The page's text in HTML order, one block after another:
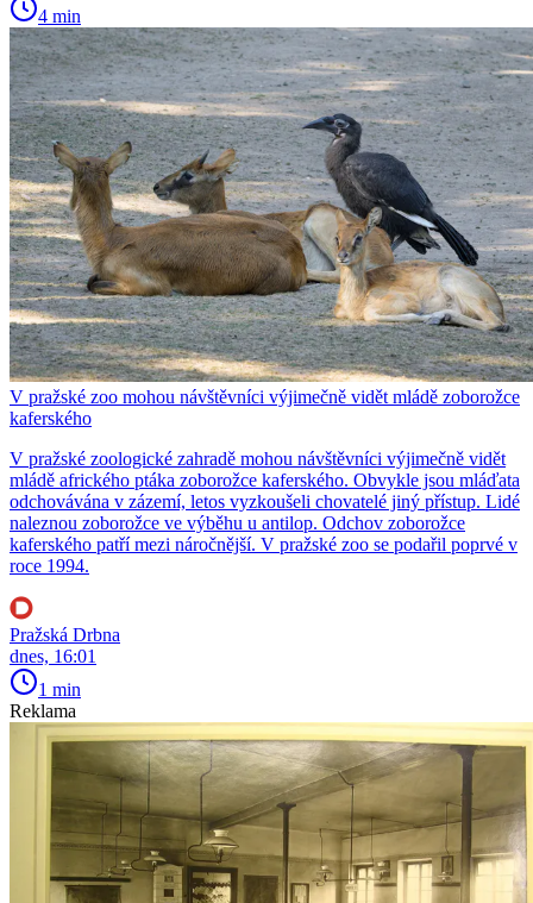
4 min
V pražské zoo mohou návštěvníci výjimečně vidět mládě zoborožce
kaferského
V pražské zoologické zahradě mohou návštěvníci výjimečně vidět
mládě afrického ptáka zoborožce kaferského. Obvykle jsou mláďata
odchovávána v zázemí, letos vyzkoušeli chovatelé jiný přístup. Lidé
naleznou zoborožce ve výběhu u antilop. Odchov zoborožce
kaferského patří mezi náročnější. V pražské zoo se podařil poprvé v
roce 1994.
Pražská Drbna
dnes, 16:01
1 min
Reklama